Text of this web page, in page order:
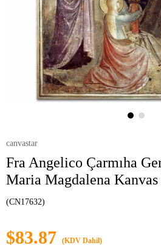
canvastar
Fra Angelico Çarmıha
Maria Magdalena Kanvas
(CN17632)
$83.87 (KDV Dahil)